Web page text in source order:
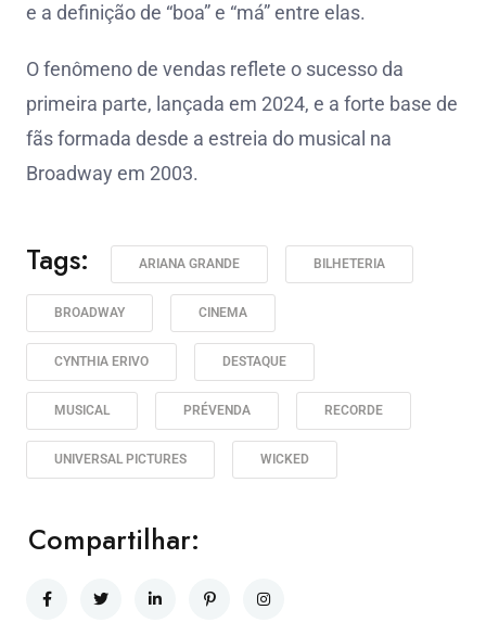
e a definição de “boa” e “má” entre elas.
O fenômeno de vendas reflete o sucesso da
primeira parte, lançada em 2024, e a forte base de
fãs formada desde a estreia do musical na
Broadway em 2003.
Tags: ARIANA GRANDE BILHETERIA
BROADWAY CINEMA
CYNTHIA ERIVO DESTAQUE
MUSICAL PRÉVENDA RECORDE
UNIVERSAL PICTURES WICKED
Compartilhar: